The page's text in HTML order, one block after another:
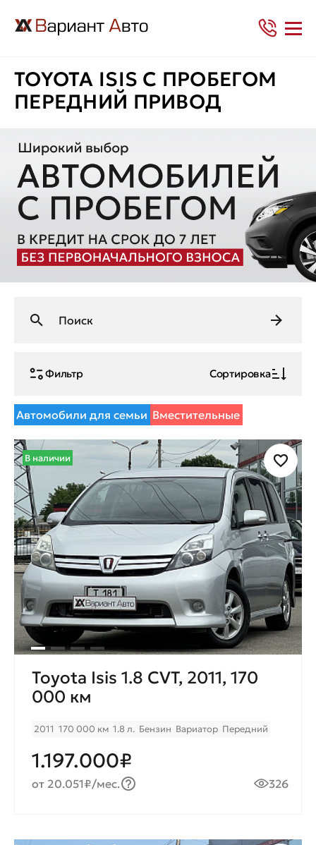
TOYOTA ISIS С ПРОБЕГОМ
ПЕРЕДНИЙ ПРИВОД
Фильтр Сортировка
Автомобили для семьи Вместительные
В наличии
Toyota Isis 1.8 CVT, 2011, 170
000 км
2011 170 000 км 1.8 л. Бензин Вариатор Передний
1.197.000₽
от 20.051₽/мес. 326